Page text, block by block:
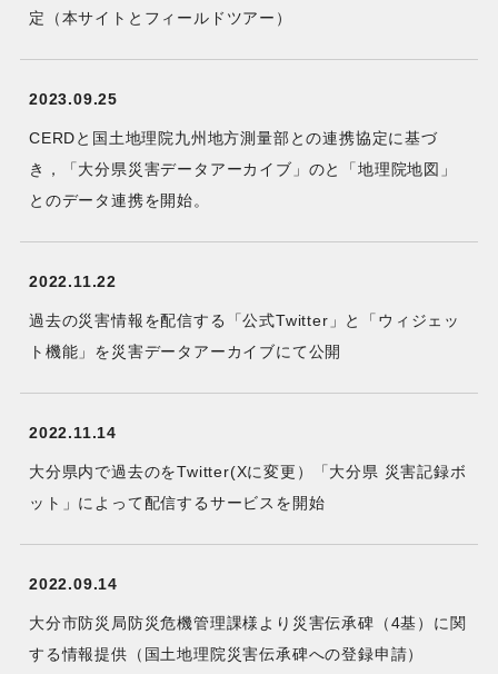
定（本サイトとフィールドツアー）
2023.09.25
CERDと国土地理院九州地方測量部との連携協定に基づ
き，「大分県災害データアーカイブ」のと「地理院地図」
とのデータ連携を開始。
2022.11.22
過去の災害情報を配信する「公式Twitter」と「ウィジェッ
ト機能」を災害データアーカイブにて公開
2022.11.14
大分県内で過去のをTwitter(Xに変更）「大分県 災害記録ボ
ット」によって配信するサービスを開始
2022.09.14
大分市防災局防災危機管理課様より災害伝承碑（4基）に関
する情報提供（国土地理院災害伝承碑への登録申請）